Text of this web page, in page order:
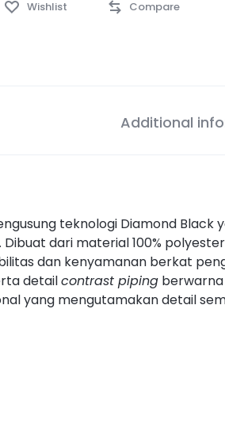
Compare
Wishlist
Additional
teknologi Diamond
dari material 100%
dan kenyamanan berkat
detailcontrast piping
yang mengutamakan detail